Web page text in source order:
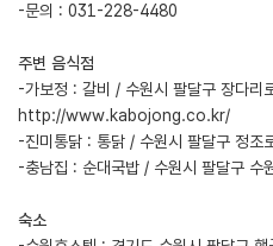
-문의 : 031-228-4480
주변 음식점
-가보정 : 갈비 / 수원시 팔달구 장다
http://www.kabojong.co.kr/
-진미통닭 : 통닭 / 수원시 팔달구 정
-충남집 : 순대국밥 / 수원시 팔달구
숙소